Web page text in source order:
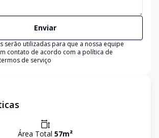
Enviar
serão utilizadas para que a nossa equipe
contato de acordo com a política de
de serviço
Área Total 57m²